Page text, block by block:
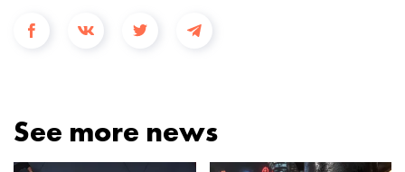
See more news